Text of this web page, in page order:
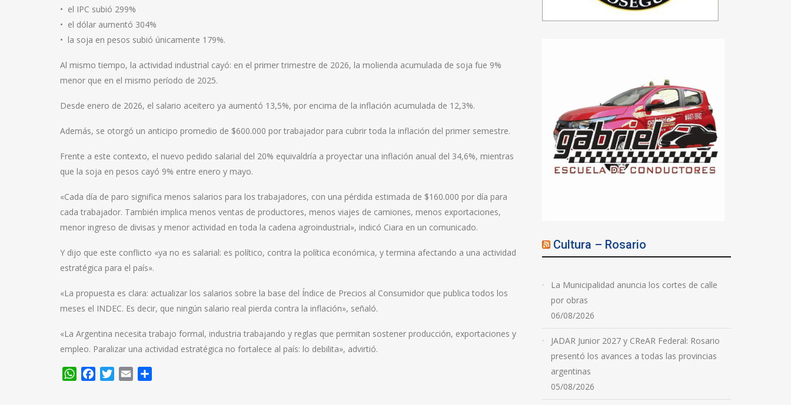
•⁠ ⁠el IPC subió 299%
•⁠ ⁠el dólar aumentó 304%
•⁠ ⁠la soja en pesos subió únicamente 179%.
Al mismo tiempo, la actividad industrial cayó: en el primer trimestre de 2026, la molienda acumulada de soja fue 9%
menor que en el mismo período de 2025.
Desde enero de 2026, el salario aceitero ya aumentó 13,5%, por encima de la inflación acumulada de 12,3%.
Además, se otorgó un anticipo promedio de $600.000 por trabajador para cubrir toda la inflación del primer semestre.
Frente a este contexto, el nuevo pedido salarial del 20% equivaldría a proyectar una inflación anual del 34,6%, mientras
que la soja en pesos cayó 9% entre enero y mayo.
«Cada día de paro significa menos salarios para los trabajadores, con una pérdida estimada de $160.000 por día para
cada trabajador. También implica menos ventas de productores, menos viajes de camiones, menos exportaciones,
menor ingreso de divisas y menor actividad en toda la cadena agroindustrial», indicó Ciara en un comunicado.
Y dijo que este conflicto «ya no es salarial: es político, contra la política económica, y termina afectando a una actividad
estratégica para el país».
«La propuesta es clara: actualizar los salarios sobre la base del Índice de Precios al Consumidor que publica todos los
meses el INDEC. Es decir, que ningún salario real pierda contra la inflación», señaló.
«La Argentina necesita trabajo formal, industria trabajando y reglas que permitan sostener producción, exportaciones y
empleo. Paralizar una actividad estratégica no fortalece al país: lo debilita», advirtió.
WhatsApp
FacebookTwitter
Email
Cultura – Rosario
La Municipalidad anuncia los cortes de calle
por obras
06/08/2026
JADAR Junior 2027 y CReAR Federal: Rosario
presentó los avances a todas las provincias
argentinas
05/08/2026